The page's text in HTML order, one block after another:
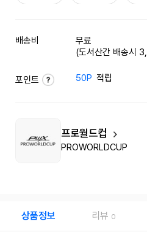
배송비
무료
(도서산간 배송시
포인트 50P 적립
프로월드컵
PROWORLDCUP
상품정보 리뷰 0